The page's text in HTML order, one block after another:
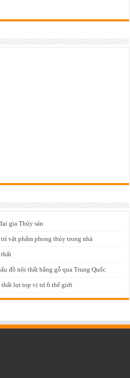
gia Thủy sản
vật phẩm phong thủy trong nhà
đồ nội thất bằng gỗ qua Trung Quốc
thất lọt top vị trí 6 thế giới